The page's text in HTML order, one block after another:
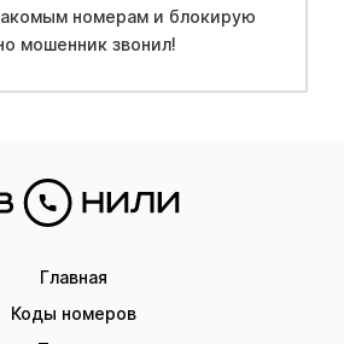
номерам и блокирую
мошенник звонил!
Главная
Коды номеров